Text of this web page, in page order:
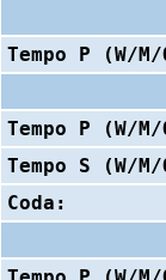
Tempo P (W/
Tempo P (W/
Tempo S (W/
Coda: